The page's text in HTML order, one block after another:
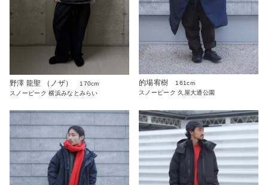
野澤 龍聖 （ノザ）
170cm
スノーピーク 横浜みなとみらい
的場宥樹
161cm
スノーピーク 久屋大通公園